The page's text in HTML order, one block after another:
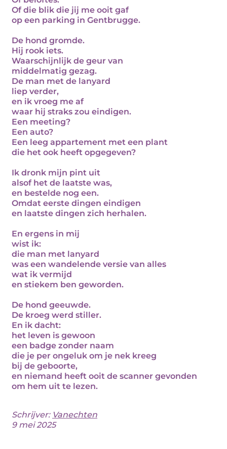
Of die blik die jij me ooit gaf
op een parking in Gentbrugge.
De hond gromde.
Hij rook iets.
Waarschijnlijk de geur van
middelmatig gezag.
De man met de lanyard
liep verder,
en ik vroeg me af
waar hij straks zou eindigen.
Een meeting?
Een auto?
Een leeg appartement met een plant
die het ook heeft opgegeven?
Ik dronk mijn pint uit
alsof het de laatste was,
en bestelde nog een.
Omdat eerste dingen eindigen
en laatste dingen zich herhalen.
En ergens in mij
wist ik:
die man met lanyard
was een wandelende versie van alles
wat ik vermijd
en stiekem ben geworden.
De hond geeuwde.
De kroeg werd stiller.
En ik dacht:
het leven is gewoon
een badge zonder naam
die je per ongeluk om je nek kreeg
bij de geboorte,
en niemand heeft ooit de scanner gevonden
om hem uit te lezen.
Schrijver: Vanechten
9 mei 2025